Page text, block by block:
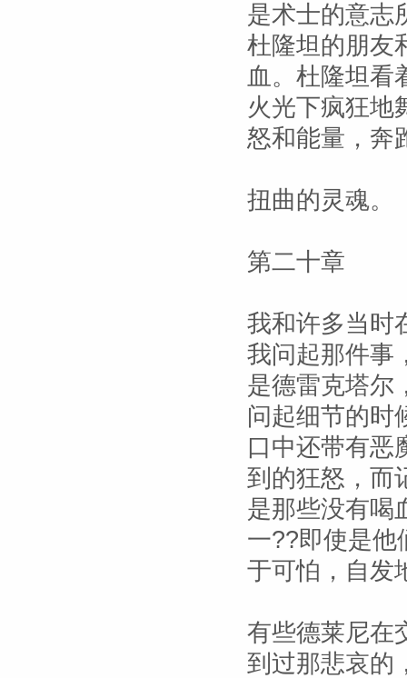
是术士的意志
杜隆坦的朋友
血。杜隆坦看
火光下疯狂地
怒和能量，奔
扭曲的灵魂。
第二十章
我和许多当时
我问起那件事
是德雷克塔尔
问起细节的时
口中还带有恶
到的狂怒，而
是那些没有喝
一??即使是他
于可怕，自发
有些德莱尼在
到过那悲哀的